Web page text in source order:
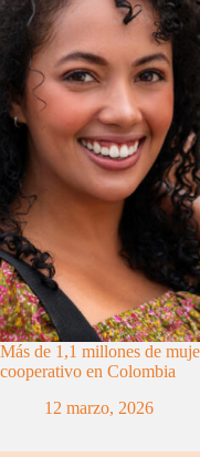
Más de 1,1 millones de
cooperativo en Colombia
12 marzo, 2026